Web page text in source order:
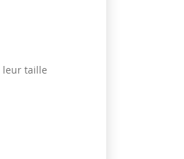
leur taille